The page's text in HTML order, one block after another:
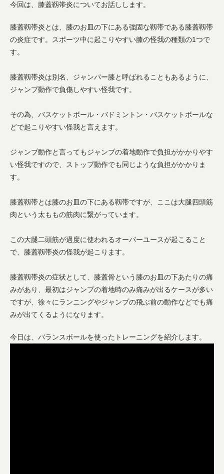
今回は、膝蓋靱帯炎についてお話しします。
膝蓋靱帯炎とは、膝のお皿の下にある強固な靱帯である膝蓋靱帯
の炎症です。スポーツ中に起こりやすい膝の怪我の種類の1つで
す。
膝蓋靱帯炎は別名、ジャンパー膝と呼ばれることもあるように、
ジャンプ動作で負傷しやすい怪我です。
その為、バスケットボール・バドミントン・バスケットボールな
どで起こりやすい怪我と言えます。
ジャンプ動作と言ってもジャンプの着地動作で負担がかかりやす
い怪我ですので、ストップ動作でも同じような負担がかかりま
す。
膝蓋靱帯とは膝のお皿の下にある靱帯ですが、ここは大腿四頭筋
肉という太ももの筋肉に繋がっています。
この大腿二頭筋が過度に使われるオーバーユースが起こること
で、膝蓋靱帯炎の怪我が起こります。
膝蓋靱帯炎の症状として、膝蓋骨という膝のお皿の下あたりの痛
みがあり、最初はジャンプの着地時のみ痛みが出るケースが多い
ですが、徐々にランニングやジャンプの飛ぶ前の動作などでも痛
みが出てくるようになります。
今日は、バランスボールを使ったトレーニングを紹介します。